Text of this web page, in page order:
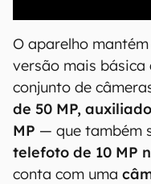
O aparelho
versão mais básica
conjunto de
de 50 MP,
MP — que também
telefoto de 10 MP
conta com uma